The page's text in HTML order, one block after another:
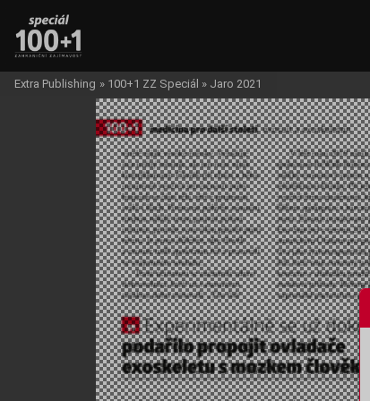
Extra Publishing » 100+1 ZZ Speciál » Jaro 2021